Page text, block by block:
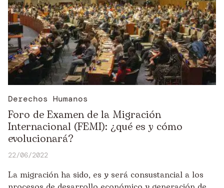
Derechos Humanos
Foro de Examen de la Migración
Internacional (FEMI): ¿qué es y cómo
evolucionará?
22/06/2022
La migración ha sido, es y será consustancial a los